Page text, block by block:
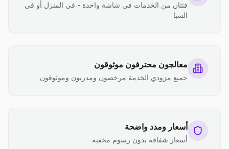
فئتان من الخدمات في شاشة واحدة - في المنزل أو في
السبا
معالجون محترفون موثوقون
جميع مزودي الخدمة مرخصون ومدربون وموثوقون
أسعار ومدد واضحة
أسعار شفافة بدون رسوم مخفية